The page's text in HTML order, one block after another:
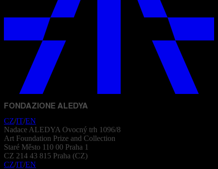
FONDAZIONE ALEDYA
CZ/IT/EN
Nadace ALEDYA Ovocný trh 1096/8
Art Foundation Prize and Collection
Staré Město 110 00 Praha 1
CZ 214 43 815 Praha (CZ)
CZ/IT/EN